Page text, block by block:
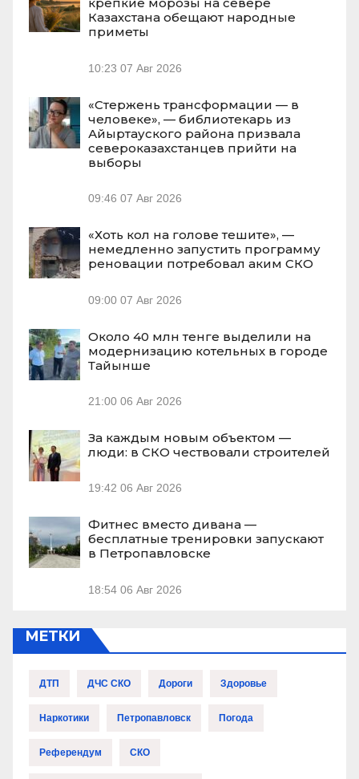
крепкие морозы на севере
Казахстана обещают народные
приметы
10:23 07 Авг 2026
«Стержень трансформации — в
человеке», — библиотекарь из
Айыртауского района призвала
североказахстанцев прийти на
выборы
09:46 07 Авг 2026
«Хоть кол на голове тешите», —
немедленно запустить программу
реновации потребовал аким СКО
09:00 07 Авг 2026
Около 40 млн тенге выделили на
модернизацию котельных в городе
Тайынше
21:00 06 Авг 2026
За каждым новым объектом —
люди: в СКО чествовали строителей
19:42 06 Авг 2026
Фитнес вместо дивана —
бесплатные тренировки запускают
в Петропавловске
18:54 06 Авг 2026
МЕТКИ
ДТП ДЧС СКО Дороги Здоровье
Наркотики Петропавловск Погода
Референдум СКО